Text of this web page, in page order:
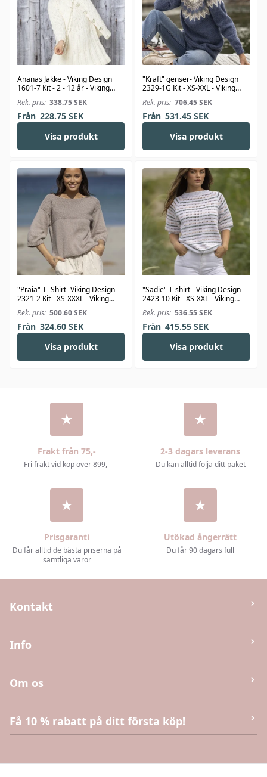
Ananas Jakke - Viking Design
1601-7 Kit - 2 - 12 år - Viking
Bjørk
Rek. pris: 338.75SEK
Från 228.75SEK
Visa produkt
"Kraft" genser- Viking Design
2329-1G Kit - XS-XXL - Viking
Wool
Rek. pris: 706.45SEK
Från 531.45SEK
Visa produkt
"Praia" T- Shirt- Viking Design
2321-2 Kit - XS-XXXL - Viking
Bjørk
Rek. pris: 500.60SEK
Från 324.60SEK
Visa produkt
"Sadie" T-shirt - Viking Design
2423-10 Kit - XS-XXL - Viking
Linus
Rek. pris: 536.55SEK
Från 415.55SEK
Visa produkt
Frakt från 75,-
Fri frakt vid köp över 899,-
2-3 dagars leverans
Du kan alltid följa ditt paket
Prisgaranti
Du får alltid de bästa priserna på
samtliga varor
Utökad ångerrätt
Du får 90 dagars full
Kontakt
Humlebæk Strandvej 40 (Ej returvara – se köpvillkor),
E-post:
Info
Om os
Köpvillkor
Få 10 % rabatt på ditt första köp!